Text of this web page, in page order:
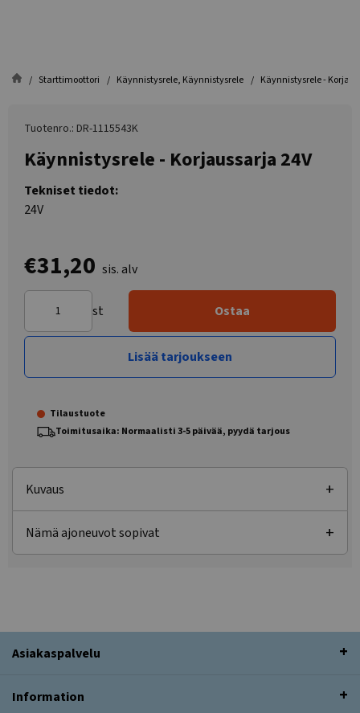
Starttimoottori Käynnistysrele, Käynnistysrele Käynnistysrele -
Tuotenro.: DR-1115543K
Käynnistysrele - Korjaussarja 24V
Tekniset tiedot:
24V
€31,20 sis. alv
st Ostaa
Lisää tarjoukseen
Tilaustuote
Toimitusaika: Normaalisti 3-5 päivää, pyydä tarjous
Kuvaus
Nämä ajoneuvot sopivat
Asiakaspalvelu
Information